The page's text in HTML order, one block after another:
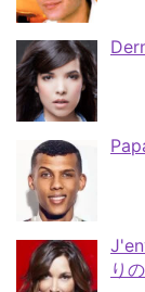
り